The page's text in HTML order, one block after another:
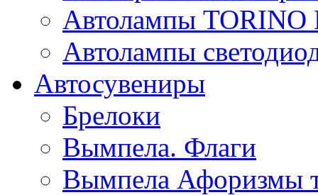
Автолампы
Автолампы
Автосувениры
Брелоки
Вымпела. Флаги
Вымпела Афоризмы